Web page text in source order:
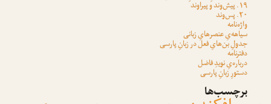
۱۹. پیش‌وند و پیراوند
۲۰. پس‌وند
واژه‌نامه
سیاهه‌یِ عنصرهایِ زبانی
جدولِ بن‌هایِ فعل در زبانِ پارسی
دفترنامه
درباره‌یِ نویدِ فاضل
دستورِ زبانِ پارسی
برچسب‌ها